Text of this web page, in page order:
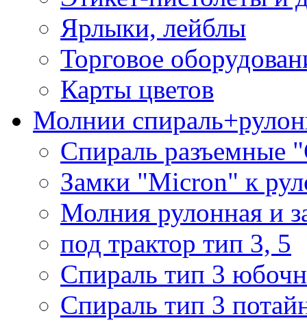
Ярлыки, лейблы
Торговое
Карты цветов
Молнии
Спираль разъемные
Замки "Micron" к
Молния рулонная и
под трактор тип 3, 5
Спираль тип 3
Спираль тип 3